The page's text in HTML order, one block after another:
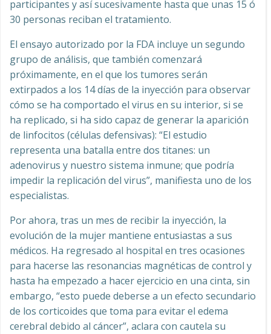
participantes y así sucesivamente hasta que unas 15 ó
30 personas reciban el tratamiento.
El ensayo autorizado por la FDA incluye un segundo
grupo de análisis, que también comenzará
próximamente, en el que los tumores serán
extirpados a los 14 días de la inyección para observar
cómo se ha comportado el virus en su interior, si se
ha replicado, si ha sido capaz de generar la aparición
de linfocitos (células defensivas): “El estudio
representa una batalla entre dos titanes: un
adenovirus y nuestro sistema inmune; que podría
impedir la replicación del virus”, manifiesta uno de los
especialistas.
Por ahora, tras un mes de recibir la inyección, la
evolución de la mujer mantiene entusiastas a sus
médicos. Ha regresado al hospital en tres ocasiones
para hacerse las resonancias magnéticas de control y
hasta ha empezado a hacer ejercicio en una cinta, sin
embargo, “esto puede deberse a un efecto secundario
de los corticoides que toma para evitar el edema
cerebral debido al cáncer”, aclara con cautela su